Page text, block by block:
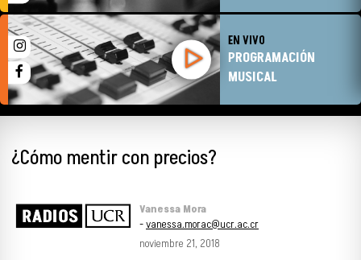
EN VIVO
PROGRAMACIÓN
MUSICAL
¿Cómo mentir con precios?
Vanessa Mora
-vanessa.morac@ucr.ac.cr
noviembre 21, 2018